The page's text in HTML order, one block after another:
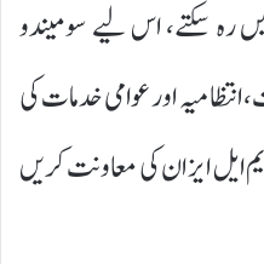
رہ سکتے، اس لیے سومیندو
انتظامیہ اور عوامی خدمات کی
ایل ایز ان کی معاونت کریں